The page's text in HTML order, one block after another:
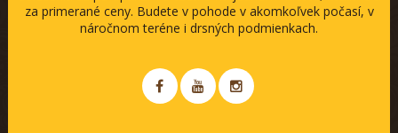
za primerané ceny. Budete v pohode v akomkoľvek počasí, v
náročnom teréne i drsných podmienkach.